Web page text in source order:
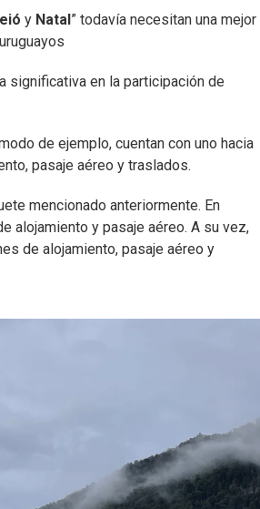
y Natal ” todavía necesitan una mejor
significativa en la participación de
de ejemplo, cuentan con uno hacia
pasaje aéreo y traslados.
mencionado anteriormente. En
alojamiento y pasaje aéreo. A su vez,
de alojamiento, pasaje aéreo y